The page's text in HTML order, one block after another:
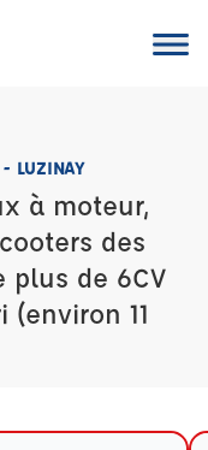
- LUZINAY
à moteur,
des
plus de 6CV
11